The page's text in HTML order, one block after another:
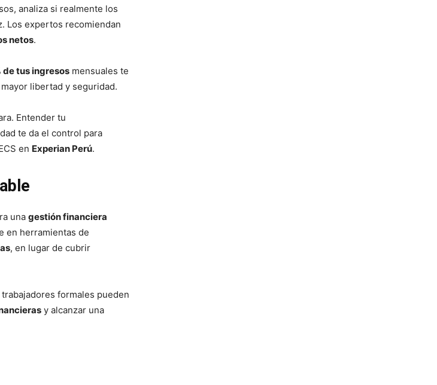
analiza si realmente los
Los expertos recomiendan
netos.
de tus ingresos mensuales te
libertad y seguridad.
Entender tu
te da el control para
en Experian Perú.
una gestión financiera
en herramientas de
, en lugar de cubrir
formales pueden
y alcanzar una